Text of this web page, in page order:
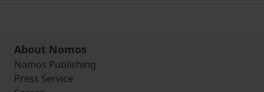
About Nomos
Nomos Publishing
Press Service